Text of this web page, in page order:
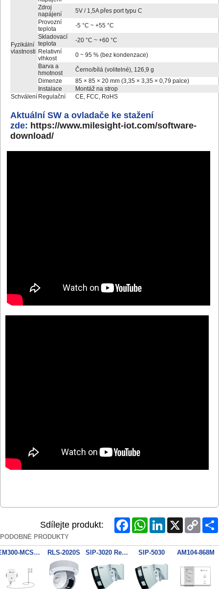
Fyzikální
vlastnosti
Zdroj
napájení
5V / 1,5A přes port typu C
Provozní
teplota
-5 °C ~ +55 °C
Skladovací
teplota
-20 °C ~ +60 °C
Relativní
vlhkost
0 ~ 95 % (bez kondenzace)
Barva a
hmotnost
Černo/bílá (volitelné), 126,9 g
Dimenze
85 × 85 × 20 mm (3,35 × 3,35 × 0,79 palce)
Instalace
Montáž na strop
Schválení Regulační CE, FCC, RoHS
Aktuální SW a ovladače ke stažení
zde: https://www.milesight-iot.com/software-
download/
Sdílejte produkt: FacebookWhatsAppLinkedInX
Copy
Link
PODOBNÉ PRODUKTY
EM300-MCS-868M RLS-2020S SIP-3020 Redwall-V SIP-5030 AM104-868M